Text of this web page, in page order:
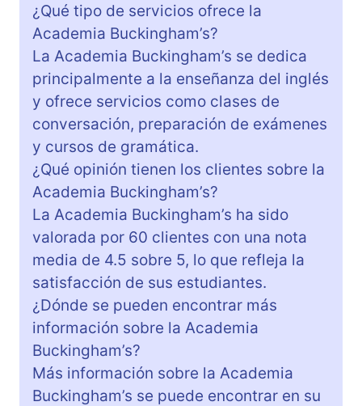
¿Qué tipo de servicios ofrece la
Academia Buckingham’s?
La Academia Buckingham’s se dedica
principalmente a la enseñanza del inglés
y ofrece servicios como clases de
conversación, preparación de exámenes
y cursos de gramática.
¿Qué opinión tienen los clientes sobre la
Academia Buckingham’s?
La Academia Buckingham’s ha sido
valorada por 60 clientes con una nota
media de 4.5 sobre 5, lo que refleja la
satisfacción de sus estudiantes.
¿Dónde se pueden encontrar más
información sobre la Academia
Buckingham’s?
Más información sobre la Academia
Buckingham’s se puede encontrar en su